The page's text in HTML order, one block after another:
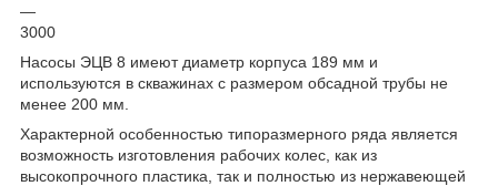
—
3000
Насосы ЭЦВ 8 имеют диаметр корпуса 189 мм и
используются в скважинах с размером обсадной трубы не
менее 200 мм.
Характерной особенностью типоразмерного ряда является
возможность изготовления рабочих колес, как из
высокопрочного пластика, так и полностью из нержавеющей